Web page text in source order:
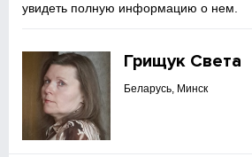
увидеть полную информацию о нем.
Грищук Света
Беларусь, Минск